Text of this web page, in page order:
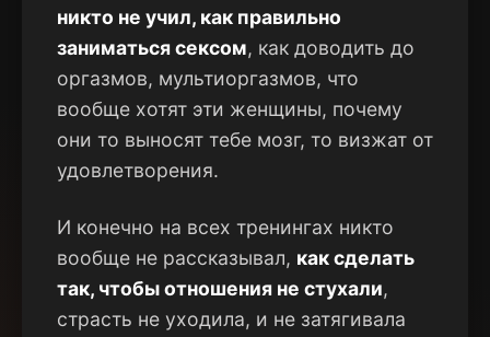
никто не учил, как правильно
заниматься сексом, как доводить до
оргазмов, мультиоргазмов, что
вообще хотят эти женщины, почему
они то выносят тебе мозг, то визжат от
удовлетворения.
И конечно на всех тренингах никто
вообще не рассказывал, как сделать
так, чтобы отношения не стухали,
страсть не уходила, и не затягивала